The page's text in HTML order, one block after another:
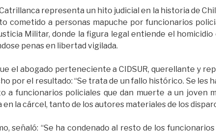
Catrillanca representa un hito judicial en la historia de
cometido a personas mapuche por funcionarios
Militar, donde la figura legal entiende el
penas en libertad vigilada.
el abogado perteneciente a CIDSUR, querellante y
por el resultado: “Se trata de un fallo histórico. Se les
a funcionarios policiales que dan muerte a un joven
la cárcel, tanto de los autores materiales de los
señaló: “Se ha condenado al resto de los